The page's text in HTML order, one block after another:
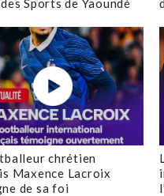
Sports de Yaoundé
chrétien
Maxence Lacroix
de sa foi